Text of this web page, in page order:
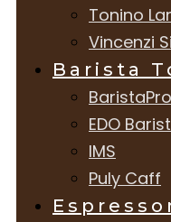
Tonino
Vincenzi
Barista
BaristaPro
EDO
IMS
Puly Caff